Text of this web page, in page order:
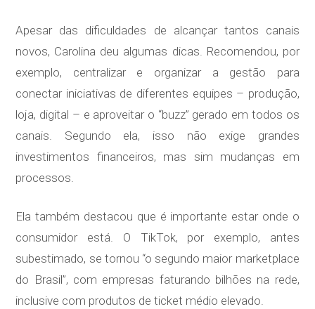
Apesar das dificuldades de alcançar tantos canais
novos, Carolina deu algumas dicas. Recomendou, por
exemplo, centralizar e organizar a gestão para
conectar iniciativas de diferentes equipes – produção,
loja, digital – e aproveitar o “buzz” gerado em todos os
canais. Segundo ela, isso não exige grandes
investimentos financeiros, mas sim mudanças em
processos.
Ela também destacou que é importante estar onde o
consumidor está. O TikTok, por exemplo, antes
subestimado, se tornou “o segundo maior marketplace
do Brasil”, com empresas faturando bilhões na rede,
inclusive com produtos de ticket médio elevado.